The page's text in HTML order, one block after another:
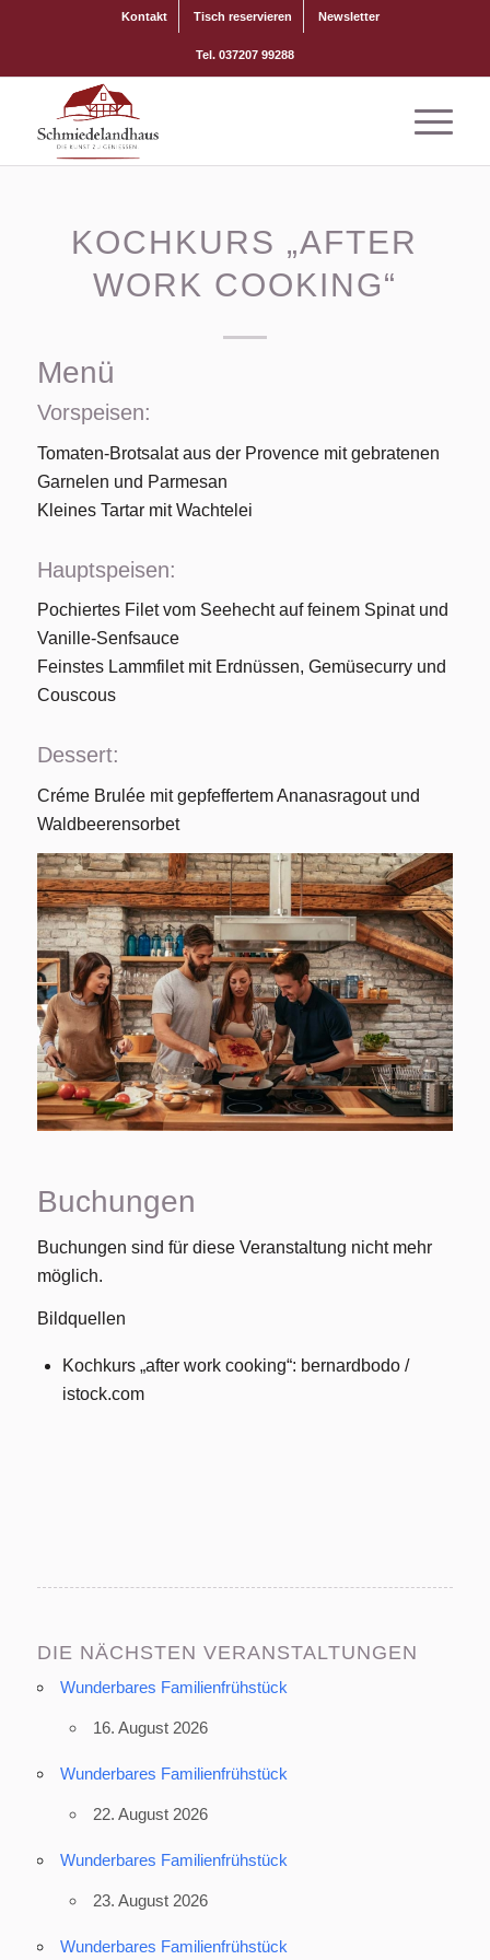
Kontakt Tisch reservieren Newsletter
Tel. 037207 99288
KOCHKURS „AFTER
WORK COOKING“
Menü
Vorspeisen:
Tomaten-Brotsalat aus der Provence mit gebratenen
Garnelen und Parmesan
Kleines Tartar mit Wachtelei
Hauptspeisen:
Pochiertes Filet vom Seehecht auf feinem Spinat und
Vanille-Senfsauce
Feinstes Lammfilet mit Erdnüssen, Gemüsecurry und
Couscous
Dessert:
Créme Brulée mit gepfeffertem Ananasragout und
Waldbeerensorbet
Buchungen
Buchungen sind für diese Veranstaltung nicht mehr
möglich.
Bildquellen
Kochkurs „after work cooking“: bernardbodo /
istock.com
DIE NÄCHSTEN VERANSTALTUNGEN
Wunderbares Familienfrühstück
16. August 2026
Wunderbares Familienfrühstück
22. August 2026
Wunderbares Familienfrühstück
23. August 2026
Wunderbares Familienfrühstück